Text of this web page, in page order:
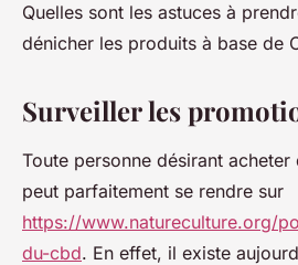
Quelles sont les astuces à
dénicher les produits à base de
Surveiller les
Toute personne désirant acheter
peut parfaitement se rendre sur
https://www.natureculture.org/
du-cbd. En effet, il existe